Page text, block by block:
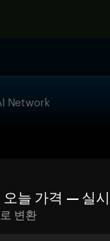
Network
늘 가격 — 실
변환